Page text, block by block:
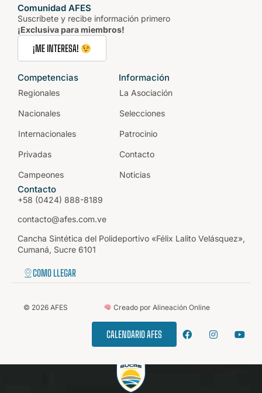
Comunidad AFES
Suscríbete y recibe información primero
¡Exclusiva para miembros!
¡ME INTERESA!
Competencias
Regionales
Nacionales
Internacionales
Privadas
Campeones
Información
La Asociación
Selecciones
Patrocinio
Contacto
Noticias
Contacto
+58 (0424) 888-8189
contacto@afes.com.ve
Cancha Sintética del Polideportivo «Félix Lalito Velásquez»,
Cumaná, Sucre 6101
COMO LLEGAR
© 2026AFES Creado por Alineación Online
CALENDARIO AFES